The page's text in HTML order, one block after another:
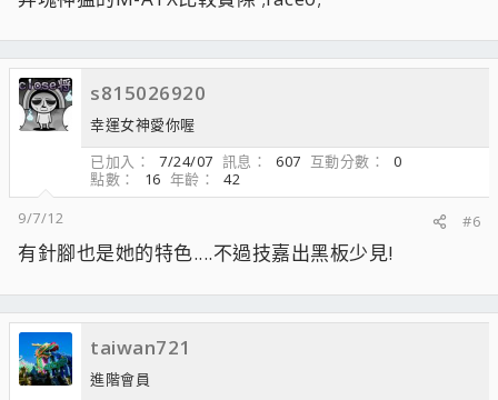
s815026920
幸運女神愛你喔
已加入
7/24/07 訊息 607 互動分數
0
點數
16 年齡
42
9/7/12
#6
有針腳也是她的特色....不過技嘉出黑板少見!
taiwan721
進階會員